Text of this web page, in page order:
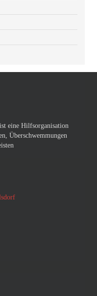
eine Hilfsorganisation
Überschwemmungen